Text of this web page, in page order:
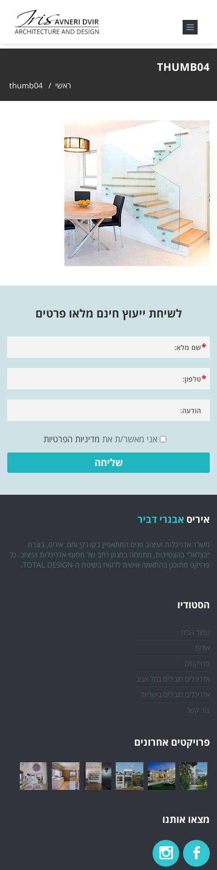
THUMB04
ראשי /
thumb04
לשיחת ייעוץ חינם מלאו פרטים
אני מאשר/ת את מדיניות הפרטיות
איריס אבנרי דביר
משרד אדריכלות ועיצוב פנים המתאפיין בקו נקי וחם. איריס, בוגרת
״בצלאל״ בהצטיינות, מתמחה במגוון רחב של תחומי אדריכלות ועיצוב. כל
פרויקט מתוכנן בהתאמה אישית ללקוח בשיטת ה-TOTAL DESIGN.
הסטודיו
עמוד הבית
אודות
פרויקטים
אדריכלים מובילים בתל אביב
אדריכלים מובילים בישראל
צור קשר
פרויקטים אחרונים
מצאו אותנו